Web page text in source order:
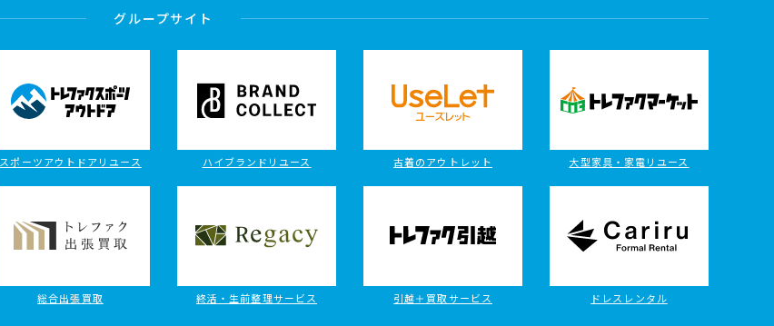
グループサイト
スポーツアウトドアリユース ハイブランドリユース 古着のアウトレット 大型家具・家電リユース
総合出張買取 終活・生前整理サービス 引越＋買取サービス ドレスレンタル